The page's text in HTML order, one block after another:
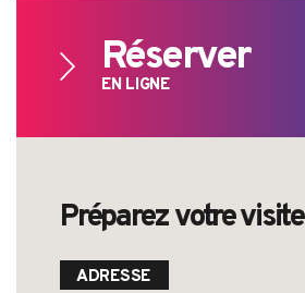
Réserver
EN LIGNE
Préparez votre visite
ADRESSE